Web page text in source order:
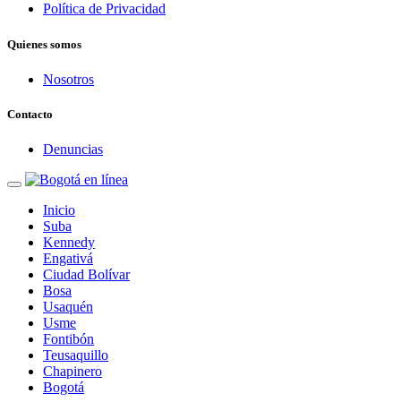
Política de Privacidad
Quienes somos
Nosotros
Contacto
Denuncias
Inicio
Suba
Kennedy
Engativá
Ciudad Bolívar
Bosa
Usaquén
Usme
Fontibón
Teusaquillo
Chapinero
Bogotá